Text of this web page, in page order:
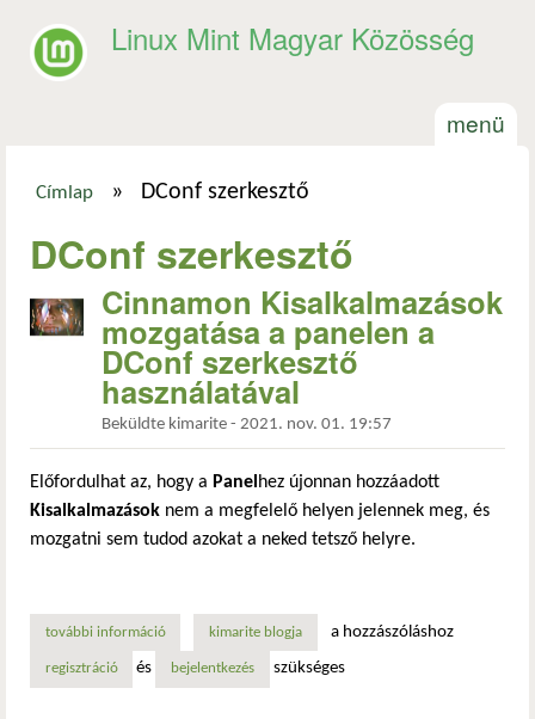
Linux Mint Magyar Közösség
menü
Címlap » DConf szerkesztő
DConf szerkesztő
Cinnamon Kisalkalmazások
mozgatása a panelen a
DConf szerkesztő
használatával
Beküldte kimarite - 2021. nov. 01. 19:57
Előfordulhat az, hogy a Panelhez újonnan hozzáadott
Kisalkalmazások nem a megfelelő helyen jelennek meg, és
mozgatni sem tudod azokat a neked tetsző helyre.
további információcinnamon kisalkalmazások mozgatása a panelen a dconf
kimarite blogja a hozzászóláshoz
regisztráció és bejelentkezés szükséges